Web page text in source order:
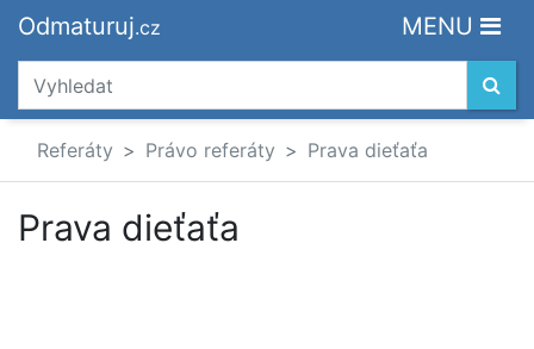
Odmaturuj.cz MENU
Referáty Právo referáty Prava dieťaťa
Prava dieťaťa